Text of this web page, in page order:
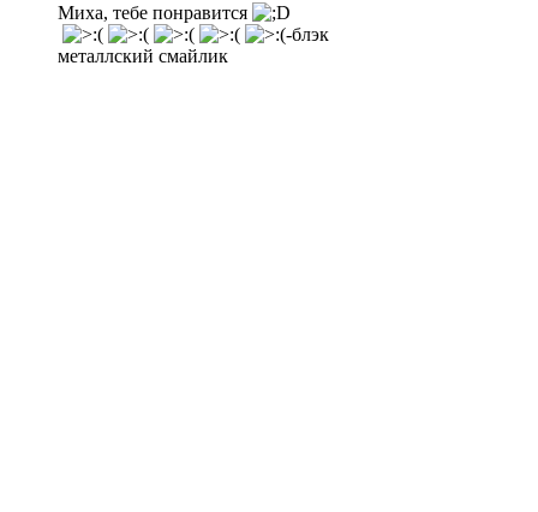
Миха, тебе понравится
-блэк
металлский смайлик